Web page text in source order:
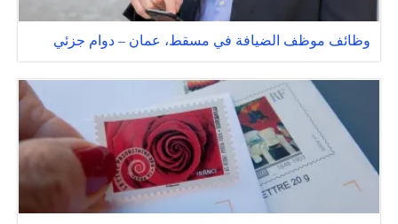
وظائف موظف الضيافة في مسقط، عمان – دوام جزئي